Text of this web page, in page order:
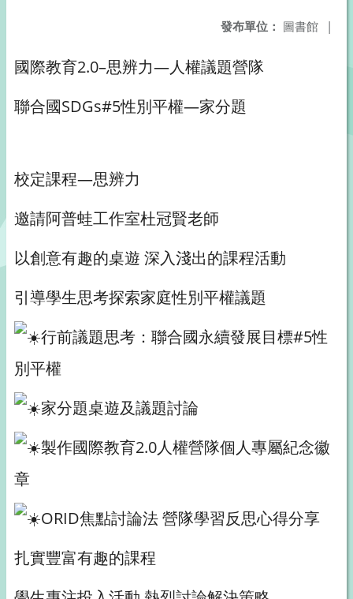
發布單位： 圖書館 |
國際教育2.0–思辨力—人權議題營隊
聯合國SDGs#5性別平權—家分題
校定課程—思辨力
邀請阿普蛙工作室杜冠賢老師
以創意有趣的桌遊 深入淺出的課程活動
引導學生思考探索家庭性別平權議題
行前議題思考：聯合國永續發展目標#5性
別平權
家分題桌遊及議題討論
製作國際教育2.0人權營隊個人專屬紀念徽
章
ORID焦點討論法 營隊學習反思心得分享
扎實豐富有趣的課程